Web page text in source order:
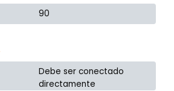
90
Debe ser conectado
directamente